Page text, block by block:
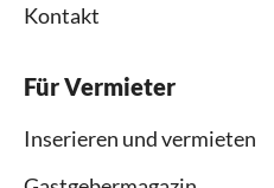
Kontakt
Für Vermieter
Inserieren und vermieten